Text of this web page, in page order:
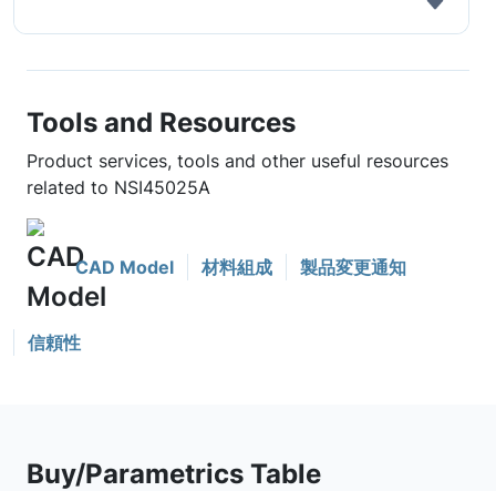
Tools and Resources
Product services, tools and other useful resources
related to NSI45025A
CAD Model 材料組成 製品変更通知
信頼性
Buy/Parametrics Table